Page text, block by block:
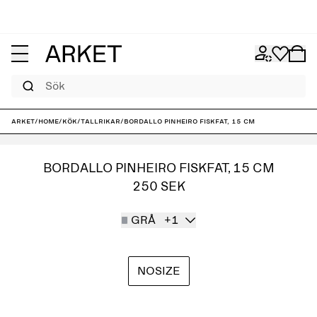
ARKET/Home/Kök/Tallrikar/Bordallo Pinheiro fiskfat, 15 cm
BORDALLO PINHEIRO FISKFAT, 15 CM
250 SEK
GRÅ +1
NOSIZE